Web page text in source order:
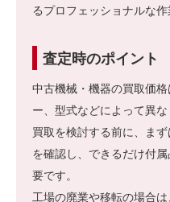
るプロフェッショナルな作
査定時のポイント
中古機械・機器の買取価
ー、型式などによって異な
買取を検討する前に、ま
を確認し、できるだけ付
要です。
工場の廃業や移転の場合